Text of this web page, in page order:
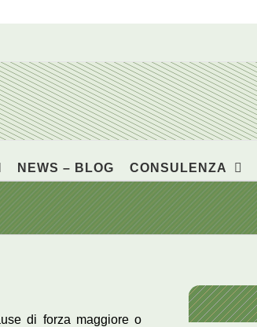
NEWS – BLOG CONSULENZA
di forza maggiore o